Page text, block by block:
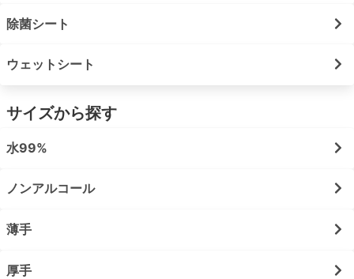
除菌シート
ウェットシート
サイズから探す
水99%
ノンアルコール
薄手
厚手